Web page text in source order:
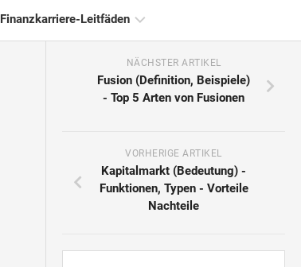
Finanzkarriere-Leitfäden
Finanzmodellierung
NÄCHSTER ARTIKEL
Fusion (Definition, Beispiele)
- Top 5 Arten von Fusionen
VORHERIGE ARTIKEL
Kapitalmarkt (Bedeutung) -
Funktionen, Typen - Vorteile
Nachteile